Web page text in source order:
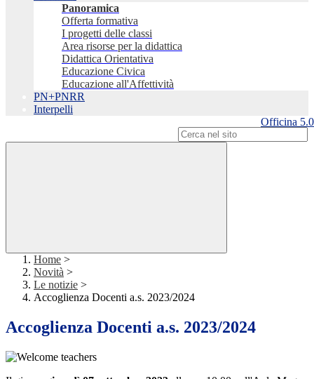
Panoramica
Offerta formativa
I progetti delle classi
Area risorse per la didattica
Didattica Orientativa
Educazione Civica
Educazione all'Affettività
PN+PNRR
Interpelli
Officina 5.0
Home >
Novità >
Le notizie >
Accoglienza Docenti a.s. 2023/2024
Accoglienza Docenti a.s. 2023/2024